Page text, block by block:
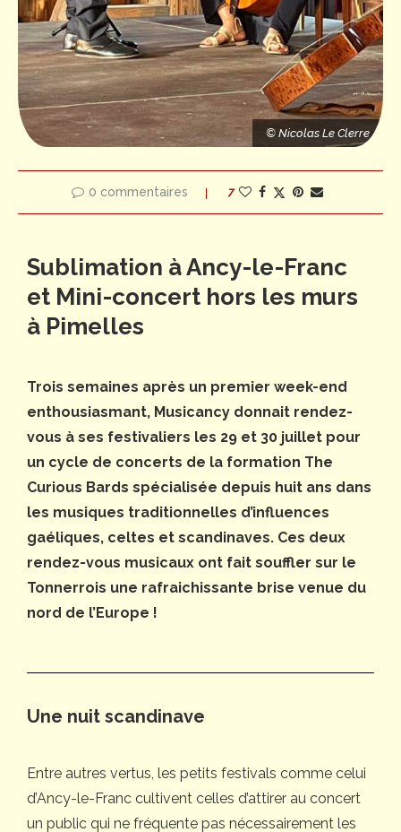
© Nicolas Le Clerre
0 commentaires 7
Sublimation à Ancy-le-Franc
et Mini-concert hors les murs
à Pimelles
Trois semaines après un premier week-end
enthousiasmant, Musicancy donnait rendez-
vous à ses festivaliers les 29 et 30 juillet pour
un cycle de concerts de la formation The
Curious Bards spécialisée depuis huit ans dans
les musiques traditionnelles d’influences
gaéliques, celtes et scandinaves. Ces deux
rendez-vous musicaux ont fait souffler sur le
Tonnerrois une rafraichissante brise venue du
nord de l’Europe !
Une nuit scandinave
Entre autres vertus, les petits festivals comme celui
d’Ancy-le-Franc cultivent celles d’attirer au concert
un public qui ne fréquente pas nécessairement les